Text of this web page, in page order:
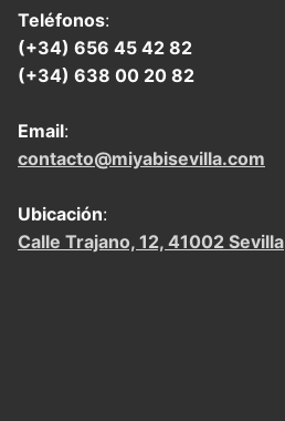
Teléfonos:
(+34) 656 45 42 82
(+34) 638 00 20 82
Email:
contacto@miyabisevilla.com
Ubicación:
Calle Trajano, 12, 41002 Sevilla